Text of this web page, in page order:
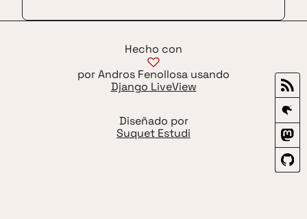
Hecho con
por Andros Fenollosa usando
Django LiveView
Diseñado por
Suquet Estudi